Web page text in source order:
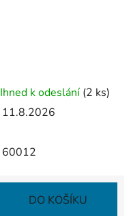
Ihned k odeslání (2 ks)
11.8.2026
60012
DO KOŠÍKU